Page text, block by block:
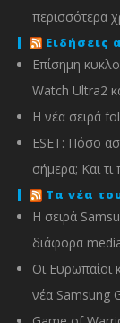
περισσότερα
Ειδήσεις
Επίσημη
Watch Ultra2
Η νέα σειρά
ESET: Πόσο
σήμερα; Και
Τα νέα
Η σειρά
διάφορα
Οι Ευρωπαίοι
νέα Samsung